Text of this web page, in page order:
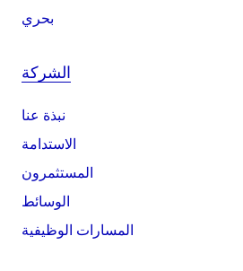
بحري
الشركة
نبذة عنا
الاستدامة
المستثمرون
الوسائط
المسارات الوظيفية